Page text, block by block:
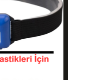
26914-
25.200,00 TL